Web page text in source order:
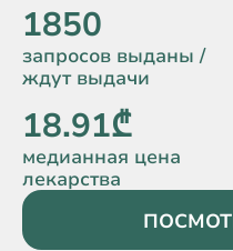
1850
запросов выданы /
ждут выдачи
18.91₾
медианная цена
лекарства